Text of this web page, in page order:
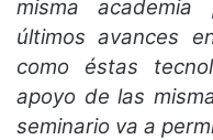
misma
últimos avances
como éstas
apoyo de las
seminario va a